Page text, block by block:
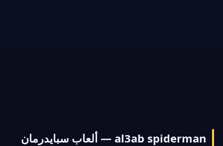
al3ab spiderman — ألعاب سبايدرمان